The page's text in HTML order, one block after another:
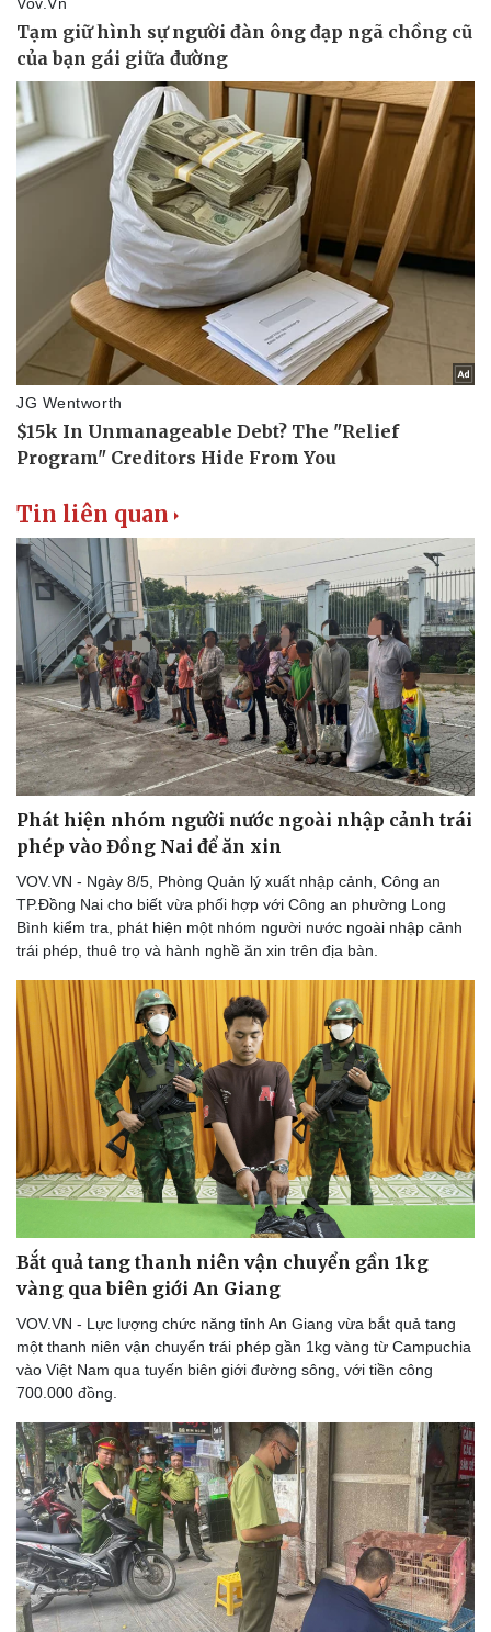
Thể thao
Bóng đá
Lịch thi đấu bóng đá
eSports
Hậu trường
Ô tô - Xe máy
Ô tô
Xe máy
Tin liên quan
Phát hiện nhóm người nước ngoài nhập cảnh trái
phép vào Đồng Nai để ăn xin
VOV.VN - Ngày 8/5, Phòng Quản lý xuất nhập cảnh, Công an
TP.Đồng Nai cho biết vừa phối hợp với Công an phường Long
Bình kiểm tra, phát hiện một nhóm người nước ngoài nhập cảnh
trái phép, thuê trọ và hành nghề ăn xin trên địa bàn.
Bắt quả tang thanh niên vận chuyển gần 1kg
vàng qua biên giới An Giang
VOV.VN - Lực lượng chức năng tỉnh An Giang vừa bắt quả tang
một thanh niên vận chuyển trái phép gần 1kg vàng từ Campuchia
vào Việt Nam qua tuyến biên giới đường sông, với tiền công
700.000 đồng.